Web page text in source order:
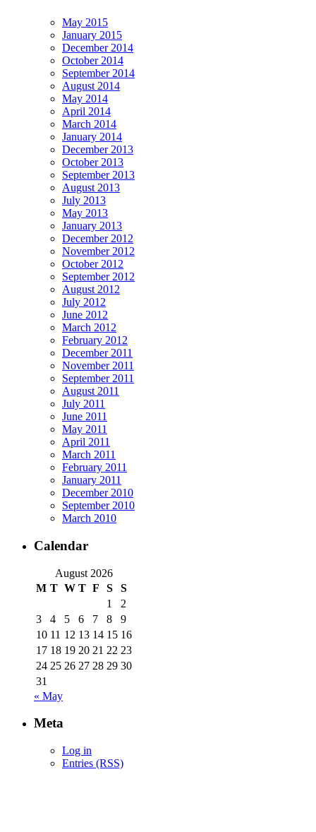
May 2015
January 2015
December 2014
October 2014
September 2014
August 2014
May 2014
April 2014
March 2014
January 2014
December 2013
October 2013
September 2013
August 2013
July 2013
May 2013
January 2013
December 2012
November 2012
October 2012
September 2012
August 2012
July 2012
June 2012
March 2012
February 2012
December 2011
November 2011
September 2011
August 2011
July 2011
June 2011
May 2011
April 2011
March 2011
February 2011
January 2011
December 2010
September 2010
March 2010
Calendar
August 2026
M T W T F S
S
1
2
3
4 5 6 7 8
9
10 11 12 13 14 15 16
17 18 19 20 21 22 23
24 25 26 27 28 29 30
31
« May
Meta
Log in
Entries (RSS)